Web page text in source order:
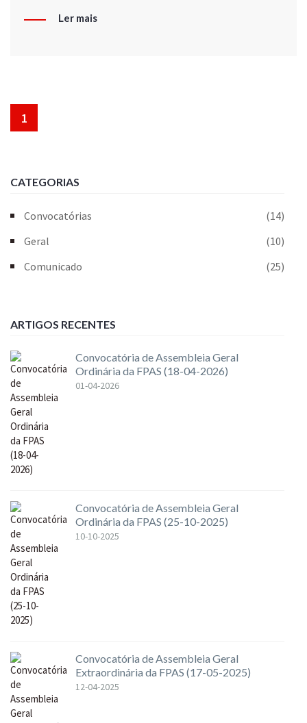
Ler mais
1
CATEGORIAS
Convocatórias
(14)
Geral
(10)
Comunicado
(25)
ARTIGOS RECENTES
Convocatória de Assembleia Geral
Ordinária da FPAS (18-04-2026)
01-04-2026
Convocatória de Assembleia Geral
Ordinária da FPAS (25-10-2025)
10-10-2025
Convocatória de Assembleia Geral
Extraordinária da FPAS (17-05-2025)
12-04-2025